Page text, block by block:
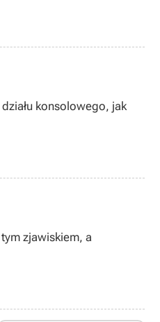
konsolowego, jak
zjawiskiem, a